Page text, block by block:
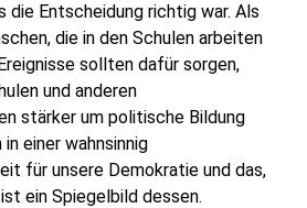
die Entscheidung richtig war. Als
die in den Schulen arbeiten
sollten dafür sorgen,
und anderen
stärker um politische Bildung
einer wahnsinnig
für unsere Demokratie und das,
ein Spiegelbild dessen.